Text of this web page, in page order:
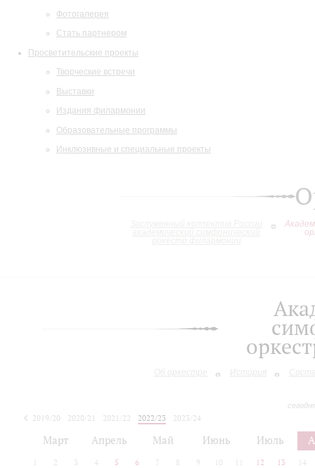
Фотогалерея
Стать партнером
Просветительские проекты
Творческие встречи
Выставки
Издания филармонии
Образовательные программы
Инклюзивные и специальные проекты
Об оркестре История
2019/20 2020/21 2021/22 2022/23
2023/24
Март Апрель Май Июнь Июль
2 3 4 5 6 7 8 9 10 12 13 14